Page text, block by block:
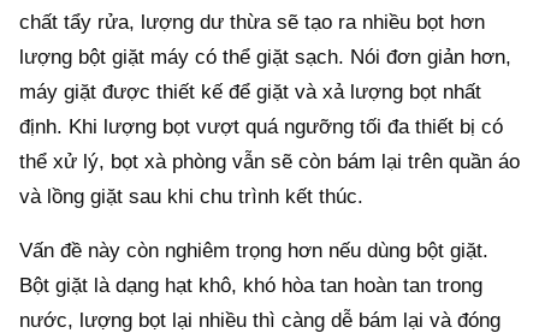
chất tẩy rửa, lượng dư thừa sẽ tạo ra nhiều bọt hơn
lượng bột giặt máy có thể giặt sạch. Nói đơn giản hơn,
máy giặt được thiết kế để giặt và xả lượng bọt nhất
định. Khi lượng bọt vượt quá ngưỡng tối đa thiết bị có
thể xử lý, bọt xà phòng vẫn sẽ còn bám lại trên quần áo
và lồng giặt sau khi chu trình kết thúc.
Vấn đề này còn nghiêm trọng hơn nếu dùng bột giặt.
Bột giặt là dạng hạt khô, khó hòa tan hoàn tan trong
nước, lượng bọt lại nhiều thì càng dễ bám lại và đóng